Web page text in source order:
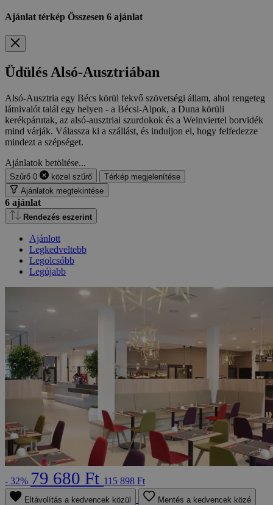
Ajánlat térkép Összesen 6 ajánlat
Üdülés Alsó-Ausztriában
Alsó-Ausztria egy Bécs körül fekvő szövetségi állam, ahol rengeteg
látnivalót talál egy helyen - a Bécsi-Alpok, a Duna körüli
kerékpárutak, az alsó-ausztriai szurdokok és a Weinviertel borvidék
mind várják. Válassza ki a szállást, és induljon el, hogy felfedezze
mindezt a szépséget.
Ajánlatok betöltése...
Szűrő 0 közel szűrő
Térkép megjelenítése
Ajánlatok megtekintése
6 ajánlat
Rendezés eszerint
Ajánlott
Legkedveltebb
Legolcsóbb
Legújabb
- 32% 79 680 Ft 115 898 Ft
Eltávolítás a kedvencek közül Mentés a kedvencek közé